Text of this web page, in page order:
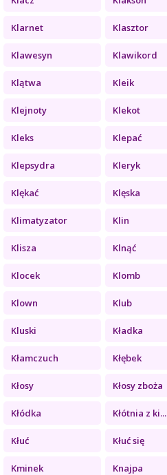
Klarnet Klasztor
Klawesyn Klawikord
Klątwa Kleik
Klejnoty Klekot
Kleks Klepać
Klepsydra Kleryk
Klękać Klęska
Klimatyzator Klin
Klisza Klnąć
Klocek Klomb
Klown Klub
Kluski Kładka
Kłamczuch Kłębek
Kłosy Kłosy zboża
Kłódka Kłótnia z ki...
Kłuć Kłuć się
Kminek Knajpa